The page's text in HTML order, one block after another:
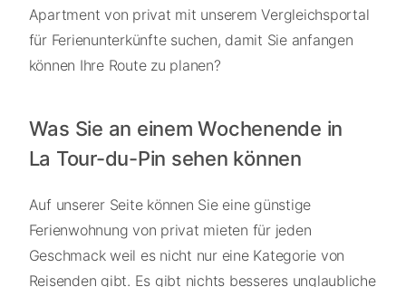
Apartment von privat mit unserem Vergleichsportal
für Ferienunterkünfte suchen, damit Sie anfangen
können Ihre Route zu planen?
Was Sie an einem Wochenende in
La Tour-du-Pin sehen können
Auf unserer Seite können Sie eine günstige
Ferienwohnung von privat mieten für jeden
Geschmack weil es nicht nur eine Kategorie von
Reisenden gibt. Es gibt nichts besseres unglaubliche